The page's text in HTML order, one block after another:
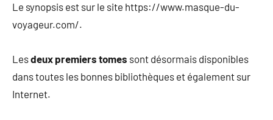
Le synopsis est sur le site https://www.masque-du-
voyageur.com/.
Lesdeux premiers tomes sont désormais disponibles
dans toutes les bonnes bibliothèques et également sur
Internet.